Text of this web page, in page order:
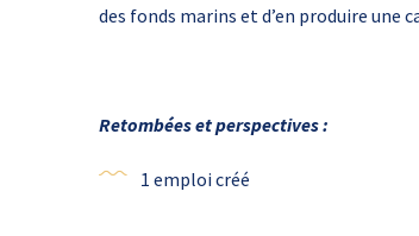
des fonds marins et d’en produire
Retombées et perspectives :
1 emploi créé